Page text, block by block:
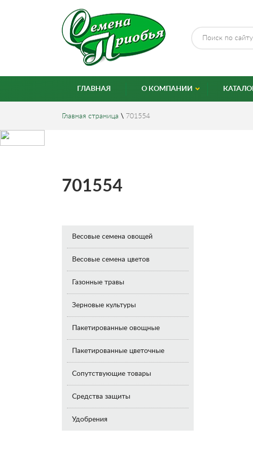
ГЛАВНАЯ О КОМПАНИИ КАТАЛОГ
Главная страница \ 701554
701554
Весовые семена овощей
Весовые семена цветов
Газонные травы
Зерновые культуры
Пакетированные овощные
Пакетированные цветочные
Сопутствующие товары
Средства защиты
Удобрения